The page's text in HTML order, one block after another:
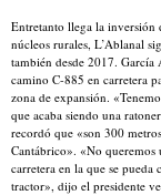
Entretanto llega la
núcleos rurales, L’Ablanal
también desde 2017.
camino C-885 en carretera
zona de expansión.
que acaba siendo una
recordó que «son 300
Cantábrico». «No
carretera en la que se
tractor», dijo el presidente